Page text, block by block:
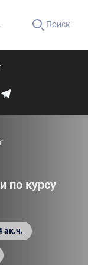
Поиск
по курсу
ак.ч.